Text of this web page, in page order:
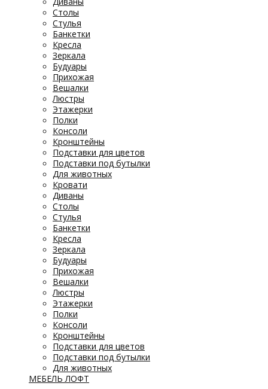
Столы
Стулья
Банкетки
Кресла
Зеркала
Будуары
Прихожая
Вешалки
Люстры
Этажерки
Полки
Консоли
Кронштейны
Подставки для цветов
Подставки под бутылки
Для животных
Кровати
Диваны
Столы
Стулья
Банкетки
Кресла
Зеркала
Будуары
Прихожая
Вешалки
Люстры
Этажерки
Полки
Консоли
Кронштейны
Подставки для цветов
Подставки под бутылки
Для животных
МЕБЕЛЬ ЛОФТ